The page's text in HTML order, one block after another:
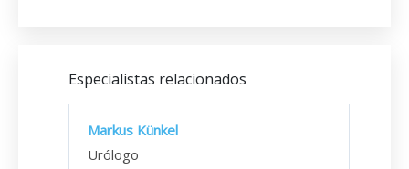
Especialistas relacionados
Markus Künkel
Urólogo